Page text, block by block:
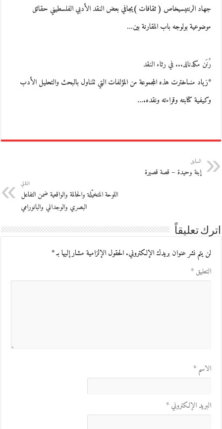
جهاد الرنتيسيخاص ( ثقافات )يجافي بعض النقد الأدبي الفلسطيني حقائق
موضوعية بولوجه باب المقارنة بين…
رُنَن مكدنالد... في رثاء النقد
*زياد منىاخترت هذه المجموعة من المؤلفات التي تتناول بالبحث والتحليل الأدب
وكيفية كتابته وقراءته ونقده.…
السابق
إبنة وحيدة – قصة قصيرة
التالي
اللوحة المتخيّلة والحالمة والواقعية ضمن التفاعل
البصري والوجداني والبانورامي
اترك تعليقاً
لن يتم نشر عنوان بريدك الإلكتروني.الحقول الإلزامية مشار إليها بـ*
التعليق*
الاسم*
البريد الإلكتروني*